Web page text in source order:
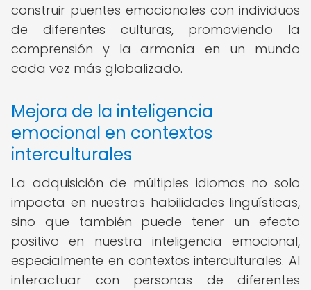
construir puentes emocionales con individuos
de diferentes culturas, promoviendo la
comprensión y la armonía en un mundo
cada vez más globalizado.
Mejora de la inteligencia
emocional en contextos
interculturales
La adquisición de múltiples idiomas no solo
impacta en nuestras habilidades lingüísticas,
sino que también puede tener un efecto
positivo en nuestra inteligencia emocional,
especialmente en contextos interculturales. Al
interactuar con personas de diferentes